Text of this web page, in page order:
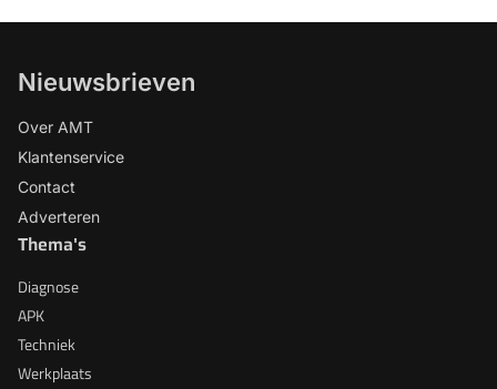
Nieuwsbrieven
Over AMT
Klantenservice
Contact
Adverteren
Thema's
Diagnose
APK
Techniek
Werkplaats